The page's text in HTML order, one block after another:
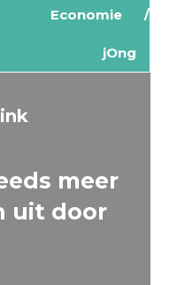
Economie
jOng
meer
uit door